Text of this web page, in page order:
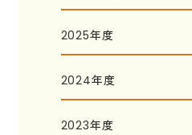
2025年度
2024年度
2023年度